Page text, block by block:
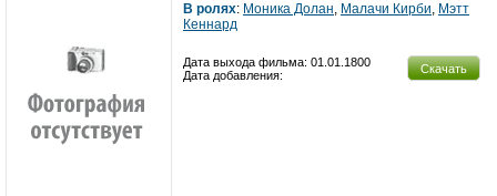
В ролях: Моника Долан, Малачи Кирби, Мэтт
Кеннард
Скачать
Дата выхода фильма: 01.01.1800
Дата добавления: